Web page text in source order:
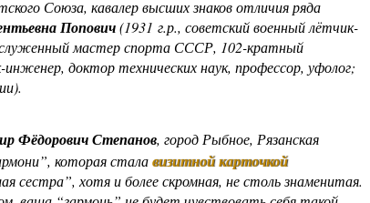
Союза, кавалер высших знаков отличия ряда
Попович(1931 г.р., советский военный лётчик-
мастер спорта СССР, 102-кратный
инженер, доктор технических наук, профессор, уфолог;
Фёдорович Степанов, город Рыбное, Рязанская
которая сталавизитной карточкой
сестра”, хотя и более скромная, не столь знаменитая.